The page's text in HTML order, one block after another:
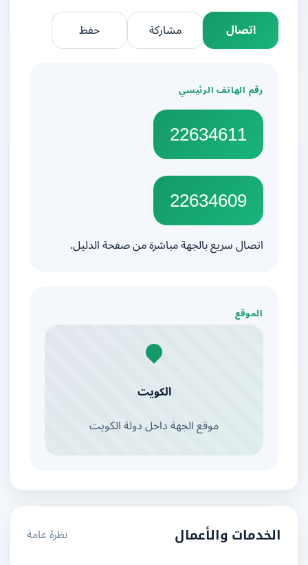
اتصال
مشاركة
رقم الهاتف الرئيسي
22634611
22634609
اتصال سريع بالجهة مباشرة من صفحة الدليل.
الموقع
الكويت
موقع الجهة داخل دولة الكويت
الخدمات والأعمال نظرة عامة